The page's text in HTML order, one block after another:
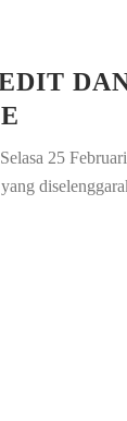
25